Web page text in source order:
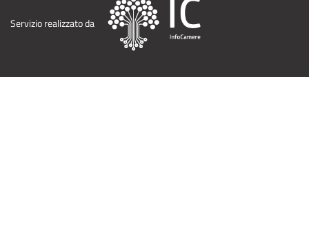
Servizio realizzato da